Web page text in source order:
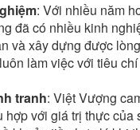
: Với nhiều năm
đã có nhiều kinh
và xây dựng được
làm việc với tiêu
tranh: Việt Vượng
hợp với giá trị thực của